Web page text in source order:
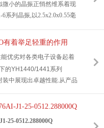
微小的晶振正悄然维系着现
系列晶振,以2.5x2.0x0.55毫
有着举足轻重的作用
优劣对各类电子设备起着
的YH1440/1441系列
装中展现出卓越性能.从产品
.
J1-25-0512.288000Q
25-0512.288000Q